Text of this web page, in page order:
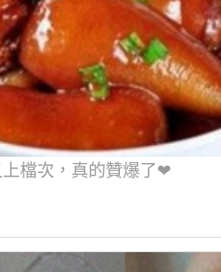
檔次，真的贊爆了❤